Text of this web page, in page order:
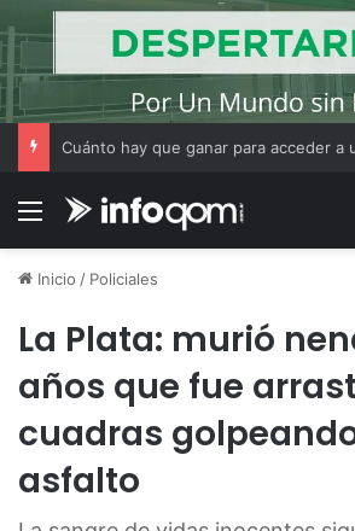
Menú
Inicio / Policiales
La Plata: murió
años que fue
cuadras
asfalto